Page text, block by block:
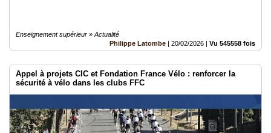
Enseignement supérieur » Actualité
Philippe Latombe | 20/02/2026 | Vu 545558 fois
Appel à projets CIC et Fondation France Vélo : renforcer la
sécurité à vélo dans les clubs FFC